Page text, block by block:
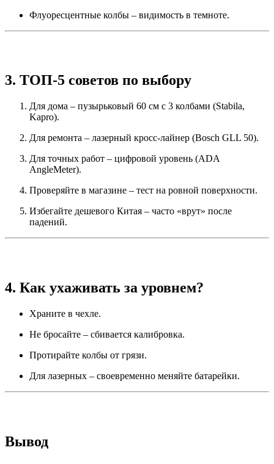
Флуоресцентные колбы – видимость в темноте.
3. ТОП-5 советов по выбору
Для дома – пузырьковый 60 см с 3 колбами (Stabila,
Kapro).
Для ремонта – лазерный кросс-лайнер (Bosch GLL 50).
Для точных работ – цифровой уровень (ADA
AngleMeter).
Проверяйте в магазине – тест на ровной поверхности.
Избегайте дешевого Китая – часто «врут» после
падений.
4. Как ухаживать за уровнем?
Храните в чехле.
Не бросайте – сбивается калибровка.
Протирайте колбы от грязи.
Для лазерных – своевременно меняйте батарейки.
Вывод